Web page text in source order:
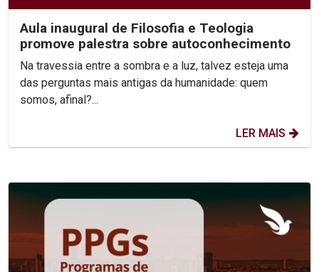
Aula inaugural de Filosofia e Teologia
promove palestra sobre autoconhecimento
Na travessia entre a sombra e a luz, talvez esteja uma
das perguntas mais antigas da humanidade: quem
somos, afinal?...
LER MAIS